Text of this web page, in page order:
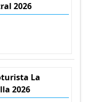
2026
La
2026